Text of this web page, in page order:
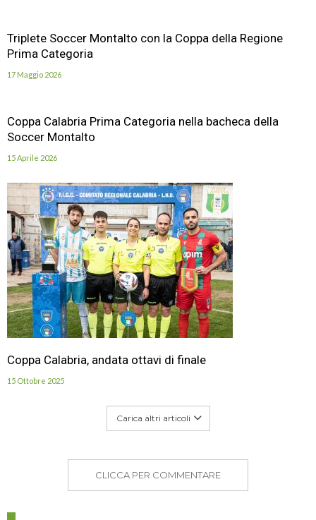
Triplete Soccer Montalto con la Coppa della Regione
Prima Categoria
17 Maggio 2026
Coppa Calabria Prima Categoria nella bacheca della
Soccer Montalto
15 Aprile 2026
Coppa Calabria, andata ottavi di finale
15 Ottobre 2025
Carica altri articoli
CLICCA PER COMMENTARE